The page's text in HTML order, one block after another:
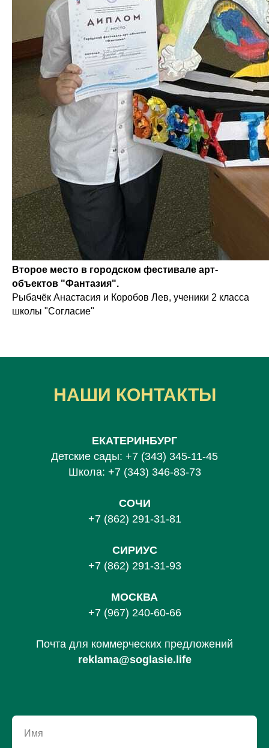
Второе место в городском фестивале арт-
объектов "Фантазия".
Рыбачёк Анастасия и Коробов Лев, ученики 2 класса
школы "Согласие"
НАШИ КОНТАКТЫ
ЕКАТЕРИНБУРГ
Детские сады: +7 (343) 345-11-45
Школа: +7 (343) 346-83-73
СОЧИ
+7 (862) 291-31-81
СИРИУС
+7 (862) 291-31-93
МОСКВА
+7 (967) 240-60-66
Почта для коммерческих предложений
reklama@soglasie.life
Имя